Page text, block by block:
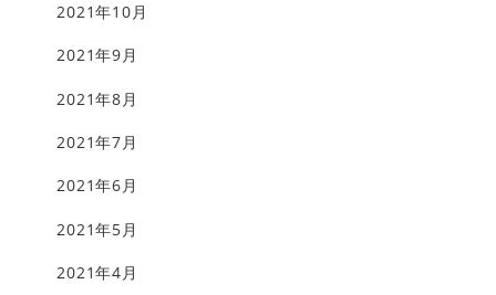
2021年10月
2021年9月
2021年8月
2021年7月
2021年6月
2021年5月
2021年4月